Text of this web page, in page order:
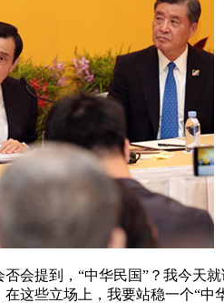
会提到，“中华民国”？我今天
这些立场上，我要站稳一个“